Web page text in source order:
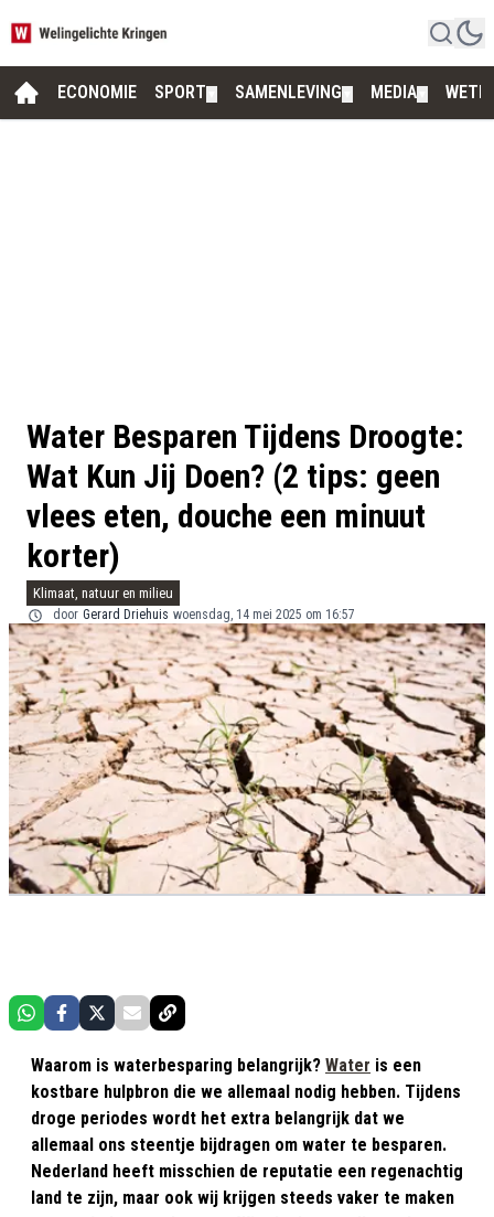
ECONOMIE SPORT SAMENLEVING MEDIA
Water Besparen Tijdens Droogte:
Wat Kun Jij Doen? (2 tips: geen
vlees eten, douche een minuut
korter)
Klimaat, natuur en milieu
door Gerard Driehuis woensdag, 14 mei 2025 om 16:57
Waarom is waterbesparing belangrijk? Water is een
kostbare hulpbron die we allemaal nodig hebben. Tijdens
droge periodes wordt het extra belangrijk dat we
allemaal ons steentje bijdragen om water te besparen.
Nederland heeft misschien de reputatie een regenachtig
land te zijn, maar ook wij krijgen steeds vaker te maken